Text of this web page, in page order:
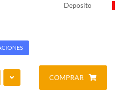
Deposito
COMPRAR